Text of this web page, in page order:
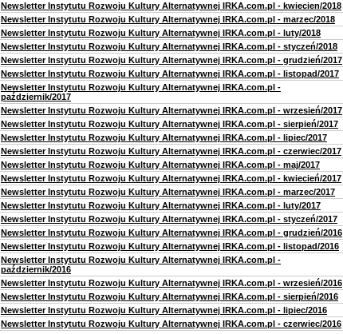
Newsletter Instytutu Rozwoju Kultury Alternatywnej IRKA.com.pl - kwiecien/2018
Newsletter Instytutu Rozwoju Kultury Alternatywnej IRKA.com.pl - marzec/2018
Newsletter Instytutu Rozwoju Kultury Alternatywnej IRKA.com.pl - luty/2018
Newsletter Instytutu Rozwoju Kultury Alternatywnej IRKA.com.pl - styczeń/2018
Newsletter Instytutu Rozwoju Kultury Alternatywnej IRKA.com.pl - grudzień/2017
Newsletter Instytutu Rozwoju Kultury Alternatywnej IRKA.com.pl - listopad/2017
Newsletter Instytutu Rozwoju Kultury Alternatywnej IRKA.com.pl -
październik/2017
Newsletter Instytutu Rozwoju Kultury Alternatywnej IRKA.com.pl - wrzesień/2017
Newsletter Instytutu Rozwoju Kultury Alternatywnej IRKA.com.pl - sierpień/2017
Newsletter Instytutu Rozwoju Kultury Alternatywnej IRKA.com.pl - lipiec/2017
Newsletter Instytutu Rozwoju Kultury Alternatywnej IRKA.com.pl - czerwiec/2017
Newsletter Instytutu Rozwoju Kultury Alternatywnej IRKA.com.pl - maj/2017
Newsletter Instytutu Rozwoju Kultury Alternatywnej IRKA.com.pl - kwiecień/2017
Newsletter Instytutu Rozwoju Kultury Alternatywnej IRKA.com.pl - marzec/2017
Newsletter Instytutu Rozwoju Kultury Alternatywnej IRKA.com.pl - luty/2017
Newsletter Instytutu Rozwoju Kultury Alternatywnej IRKA.com.pl - styczeń/2017
Newsletter Instytutu Rozwoju Kultury Alternatywnej IRKA.com.pl - grudzień/2016
Newsletter Instytutu Rozwoju Kultury Alternatywnej IRKA.com.pl - listopad/2016
Newsletter Instytutu Rozwoju Kultury Alternatywnej IRKA.com.pl -
październik/2016
Newsletter Instytutu Rozwoju Kultury Alternatywnej IRKA.com.pl - wrzesień/2016
Newsletter Instytutu Rozwoju Kultury Alternatywnej IRKA.com.pl - sierpień/2016
Newsletter Instytutu Rozwoju Kultury Alternatywnej IRKA.com.pl - lipiec/2016
Newsletter Instytutu Rozwoju Kultury Alternatywnej IRKA.com.pl - czerwiec/2016